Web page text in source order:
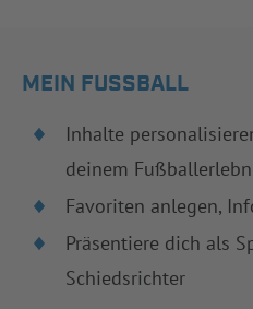
MEIN FUSSBALL
Inhalte
deinem
Favoriten anlegen,
Präsentiere dich als
Schiedsrichter